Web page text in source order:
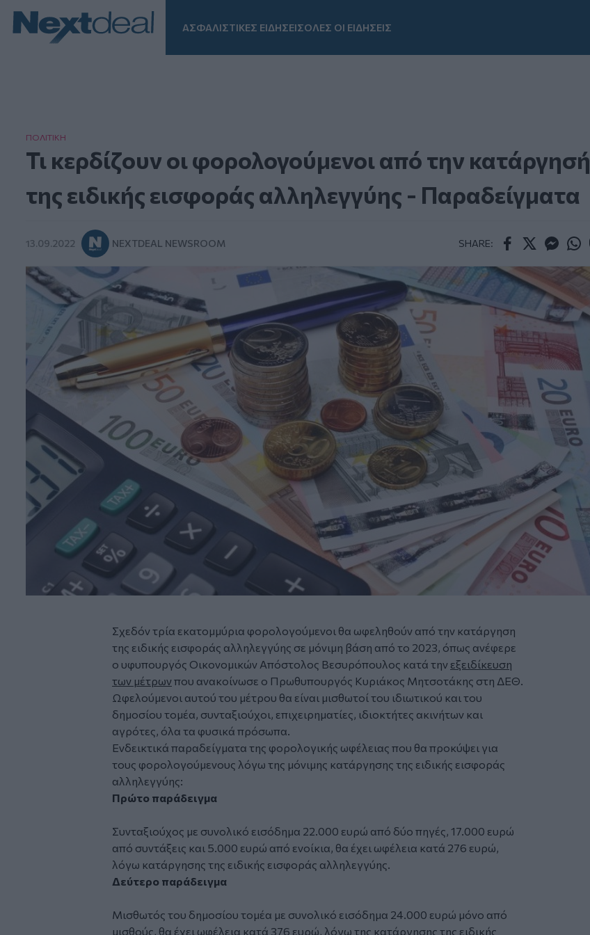
ΑΣΦΑΛΙΣΤΙΚΕΣ ΕΙΔΗΣΕΙΣΟΛΕΣ ΟΙ ΕΙΔΗΣΕΙΣ
ΠΟΛΙΤΙΚΗ
Τι κερδίζουν οι φορολογούμενοι από την κατάργησή
της ειδικής εισφοράς αλληλεγγύης - Παραδείγματα
13.09.2022 NEXTDEAL NEWSROOM SHARE:
Σχεδόν τρία εκατομμύρια φορολογούμενοι θα ωφεληθούν από την κατάργηση
της ειδικής εισφοράς αλληλεγγύης σε μόνιμη βάση από το 2023, όπως ανέφερε
ο υφυπουργός Οικονομικών Απόστολος Βεσυρόπουλος κατά την εξειδίκευση
των μέτρων που ανακοίνωσε ο Πρωθυπουργός Κυριάκος Μητσοτάκης στη ΔΕΘ.
Ωφελούμενοι αυτού του μέτρου θα είναι μισθωτοί του ιδιωτικού και του
δημοσίου τομέα, συνταξιούχοι, επιχειρηματίες, ιδιοκτήτες ακινήτων και
αγρότες, όλα τα φυσικά πρόσωπα.
Ενδεικτικά παραδείγματα της φορολογικής ωφέλειας που θα προκύψει για
τους φορολογούμενους λόγω της μόνιμης κατάργησης της ειδικής εισφοράς
αλληλεγγύης:
Πρώτο παράδειγμα
Συνταξιούχος με συνολικό εισόδημα 22.000 ευρώ από δύο πηγές, 17.000 ευρώ
από συντάξεις και 5.000 ευρώ από ενοίκια, θα έχει ωφέλεια κατά 276 ευρώ,
λόγω κατάργησης της ειδικής εισφοράς αλληλεγγύης.
Δεύτερο παράδειγμα
Μισθωτός του δημοσίου τομέα με συνολικό εισόδημα 24.000 ευρώ μόνο από
μισθούς, θα έχει ωφέλεια κατά 376 ευρώ, λόγω της κατάργησης της ειδικής